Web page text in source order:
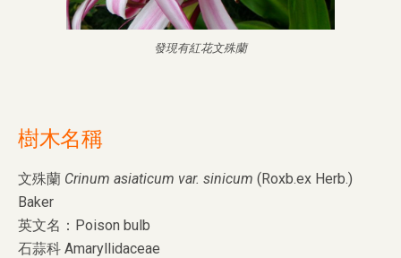
發現有紅花文殊蘭
樹木名稱
文殊蘭 Crinum asiaticum var. sinicum (Roxb.ex Herb.)
Baker
英文名：Poison bulb
石蒜科 Amaryllidaceae